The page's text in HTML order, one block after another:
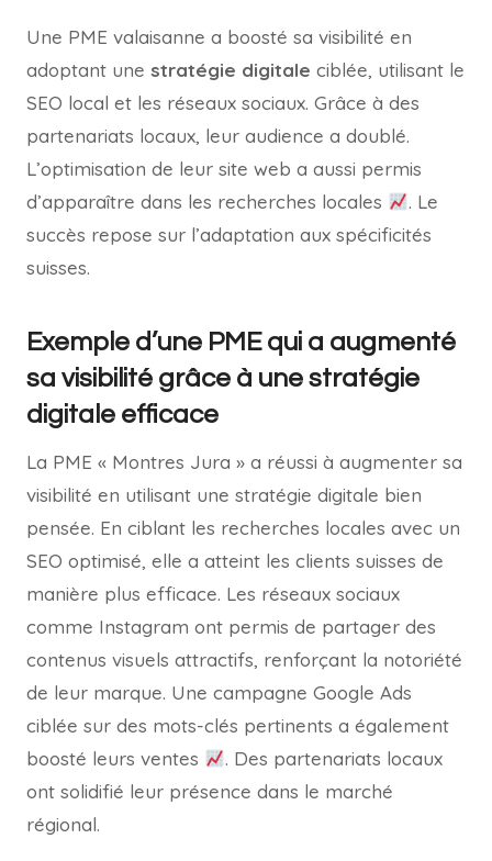
Une PME valaisanne a boosté sa visibilité en
adoptant une stratégie digitale ciblée, utilisant le
SEO local et les réseaux sociaux. Grâce à des
partenariats locaux, leur audience a doublé.
L’optimisation de leur site web a aussi permis
d’apparaître dans les recherches locales
. Le
succès repose sur l’adaptation aux spécificités
suisses.
Exemple d’une PME qui a augmenté
sa visibilité grâce à une stratégie
digitale efficace
La PME « Montres Jura » a réussi à augmenter sa
visibilité en utilisant une stratégie digitale bien
pensée. En ciblant les recherches locales avec un
SEO optimisé, elle a atteint les clients suisses de
manière plus efficace. Les réseaux sociaux
comme Instagram ont permis de partager des
contenus visuels attractifs, renforçant la notoriété
de leur marque. Une campagne Google Ads
ciblée sur des mots-clés pertinents a également
boosté leurs ventes
. Des partenariats locaux
ont solidifié leur présence dans le marché
régional.